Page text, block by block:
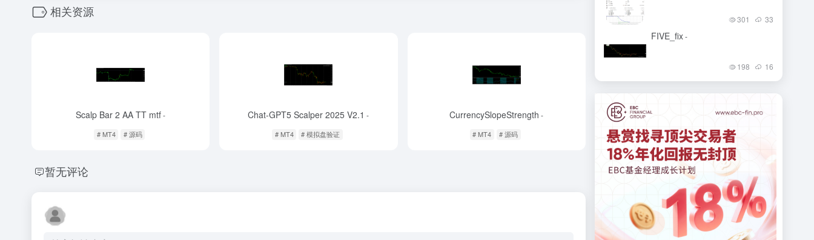
相关资源
Scalp Bar 2 AA TT mtf-
# MT4 # 源码
Chat-GPT5 Scalper 2025 V2.1 -
# MT4 # 模拟盘验证
CurrencySlopeStrength -
# MT4 # 源码
暂无评论
301 33
FIVE_fix-
198 16